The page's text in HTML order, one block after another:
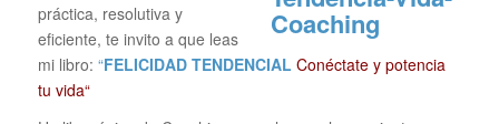
práctica, resolutiva y
eficiente, te invito a que leas
mi libro: “FELICIDAD TENDENCIAL Conéctate y potencia
tu vida“